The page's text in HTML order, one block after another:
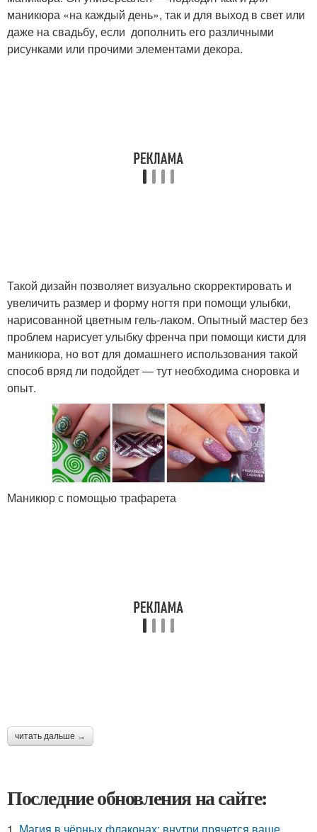
маникюра «на каждый день», так и для выход в свет или
даже на свадьбу, если дополнить его различными
рисунками или прочими элементами декора.
Такой дизайн позволяет визуально скорректировать и
увеличить размер и форму ногтя при помощи улыбки,
нарисованной цветным гель-лаком. Опытный мастер без
проблем нарисует улыбку френча при помощи кисти для
маникюра, но вот для домашнего использования такой
способ вряд ли подойдет — тут необходима сноровка и
опыт.
Маникюр с помощью трафарета
читать дальше →
Последние обновления на сайте: